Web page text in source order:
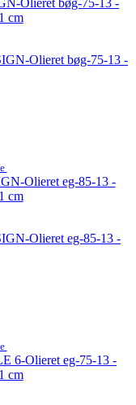
Olieret bøg-75-13 -
Olieret eg-85-13 -